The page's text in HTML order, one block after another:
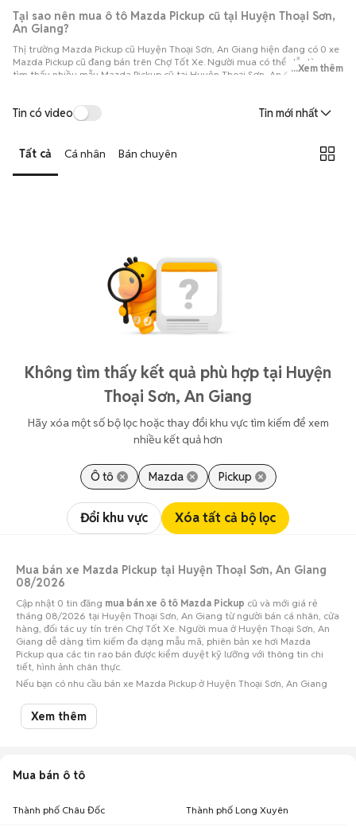
Tại sao nên mua ô tô Mazda Pickup cũ tại Huyện Thoại Sơn,
An Giang?
Thị trường Mazda Pickup cũ Huyện Thoại Sơn, An Giang hiện đang có 0 xe
Mazda Pickup cũ đang bán trên Chợ Tốt Xe. Người mua có thể dễ dàng
tìm thấy nhiều mẫu Mazda Pickup cũ tại Huyện Thoại Sơn, An Giang với đa
...Xem thêm
Tin có video Tin mới nhất
Tất cả Cá nhân Bán chuyên
Không tìm thấy kết quả phù hợp tại Huyện
Thoại Sơn, An Giang
Hãy xóa một số bộ lọc hoặc thay đổi khu vực tìm kiếm để xem
nhiều kết quả hơn
Ô tô Mazda Pickup
Đổi khu vực Xóa tất cả bộ lọc
Mua bán xe Mazda Pickup tại Huyện Thoại Sơn, An Giang
08/2026
Cập nhật 0 tin đăng mua bán xe ô tô Mazda Pickup cũ và mới giá rẻ
tháng 08/2026 tại Huyện Thoại Sơn, An Giang từ người bán cá nhân, cửa
hàng, đối tác uy tín trên Chợ Tốt Xe. Người mua ở Huyện Thoại Sơn, An
Giang dễ dàng tìm kiếm đa dạng mẫu mã, phiên bản xe hơi Mazda
Pickup qua các tin rao bán được kiểm duyệt kỹ lưỡng với thông tin chi
tiết, hình ảnh chân thực.
Nếu bạn có nhu cầu bán xe Mazda Pickup ở Huyện Thoại Sơn, An Giang
người mua oto tiềm năng!
Xem thêm
Mua bán ô tô
Thành phố Châu Đốc Thành phố Long Xuyên